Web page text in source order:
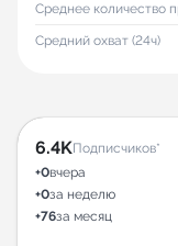
Среднее количество
Средний охват (24ч)
6.4KПодписчиков*
+0вчера
+0за неделю
+76за месяц